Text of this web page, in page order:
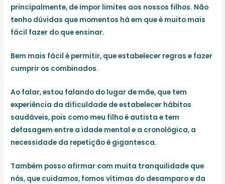
principalmente, de impor limites aos nossos filhos. Não
tenho dúvidas que momentos há em que é muito mais
fácil fazer do que ensinar.
Bem mais fácil é permitir, que estabelecer regras e fazer
cumprir os combinados.
Ao falar, estou falando do lugar de mãe, que tem
experiência da dificuldade de estabelecer hábitos
saudáveis, pois como meu filho é autista e tem
defasagem entre a idade mental e a cronológica, a
necessidade da repetição é gigantesca.
Também posso afirmar com muita tranquilidade que
nós, que cuidamos, fomos vítimas do desamparo e da